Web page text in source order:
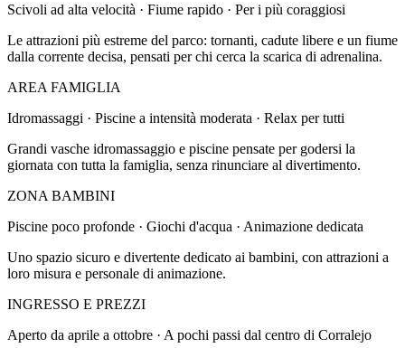
Scivoli ad alta velocità · Fiume rapido · Per i più coraggiosi
Le attrazioni più estreme del parco: tornanti, cadute libere e un fiume
dalla corrente decisa, pensati per chi cerca la scarica di adrenalina.
AREA FAMIGLIA
Idromassaggi · Piscine a intensità moderata · Relax per tutti
Grandi vasche idromassaggio e piscine pensate per godersi la
giornata con tutta la famiglia, senza rinunciare al divertimento.
ZONA BAMBINI
Piscine poco profonde · Giochi d'acqua · Animazione dedicata
Uno spazio sicuro e divertente dedicato ai bambini, con attrazioni a
loro misura e personale di animazione.
INGRESSO E PREZZI
Aperto da aprile a ottobre · A pochi passi dal centro di Corralejo